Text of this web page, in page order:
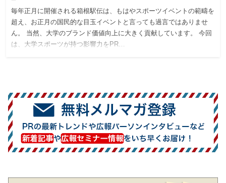
毎年正月に開催される箱根駅伝は、もはやスポーツイベントの範疇を
超え、お正月の国民的な目玉イベントと言っても過言ではありませ
ん。 当然、大学のブランド価値向上に大きく貢献しています。 今回
は、大学スポーツが持つ影響力をPR…